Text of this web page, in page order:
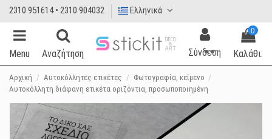
2310 951614 • 2310 904032 Ελληνικά
Menu Αναζήτηση Σύνδεση
0
Καλάθι:
Αρχική Αυτοκόλλητες ετικέτες
Φωτογραφία, κείμενο
Αυτοκόλλητη διάφανη ετικέτα οριζόντια, προσωποποιημένη